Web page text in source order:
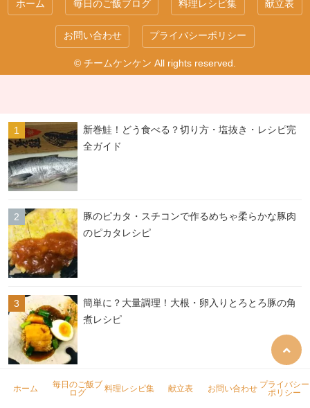
ホーム 毎日のご飯ブログ 料理レシピ集 献立表
お問い合わせ プライバシーポリシー
© チームケンケン All rights reserved.
ホーム
毎日のご飯ブ
ログ
料理レシピ集 献立表 お問い合わせ プライバシー
ポリシー
新巻鮭！どう食べる？切り方・塩抜き・レシピ完
全ガイド
豚のピカタ・スチコンで作るめちゃ柔らかな豚肉
のピカタレシピ
簡単に？大量調理！大根・卵入りとろとろ豚の角
煮レシピ
スチコン焼いものレシピ：材料60人前の大量作成